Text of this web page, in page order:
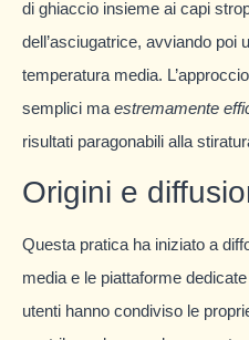
di ghiaccio insieme ai capi
dell’asciugatrice, avviando poi
temperatura media.
semplici ma estremamente
risultati paragonabili alla
Origini e
Questa pratica ha iniziato a
media e le piattaforme
utenti hanno condiviso le